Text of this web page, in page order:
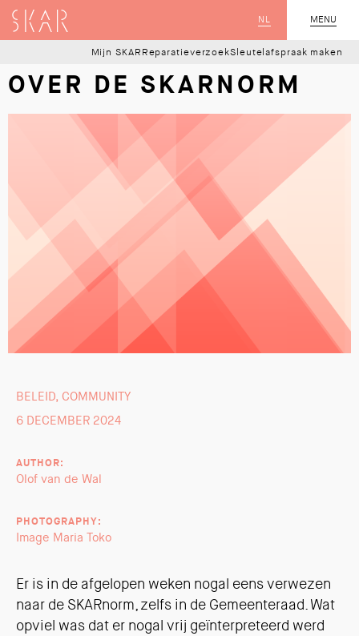
MENU
CLOSE
NL
SKAR
Mijn SKAR ReparatieverzoekSleutelafspraak maken
OVER DE SKARNORM
BELEID, COMMUNITY
6 DECEMBER 2024
AUTHOR:
Olof van de Wal
PHOTOGRAPHY:
Image Maria Toko
Er is in de afgelopen weken nogal eens verwezen
naar de SKARnorm, zelfs in de Gemeenteraad. Wat
opviel was dat er nogal vrij geïnterpreteerd werd